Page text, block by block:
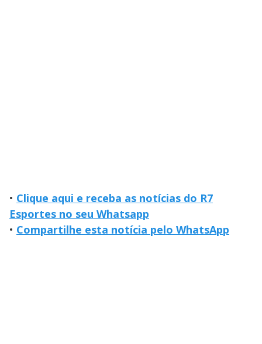
• Clique aqui e receba as notícias do R7
Esportes no seu Whatsapp
• Compartilhe esta notícia pelo WhatsApp